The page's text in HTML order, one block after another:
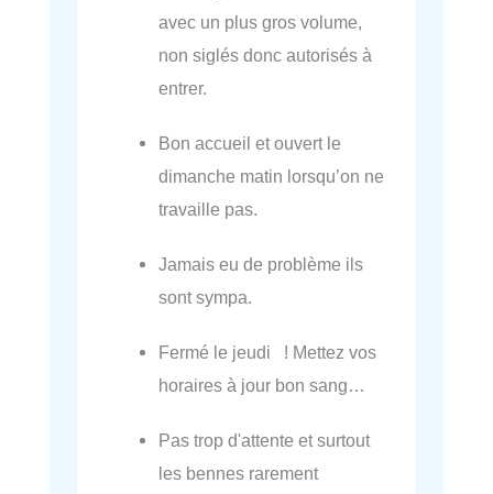
avec un plus gros volume,
non siglés donc autorisés à
entrer.
Bon accueil et ouvert le
dimanche matin lorsqu’on ne
travaille pas.
Jamais eu de problème ils
sont sympa.
Fermé le jeudi ! Mettez vos
horaires à jour bon sang…
Pas trop d'attente et surtout
les bennes rarement